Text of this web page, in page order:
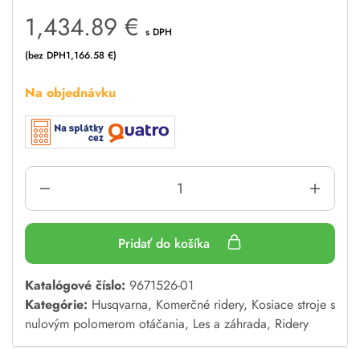
1,434.89 € s DPH
(bez DPH1,166.58 €)
Na objednávku
Pridať do košíka
A
l
t
e
Katalógové číslo: 9671526-01
Kategórie: Husqvarna, Komerčné ridery, Kosiace stroje s
nulovým polomerom otáčania, Les a záhrada, Ridery